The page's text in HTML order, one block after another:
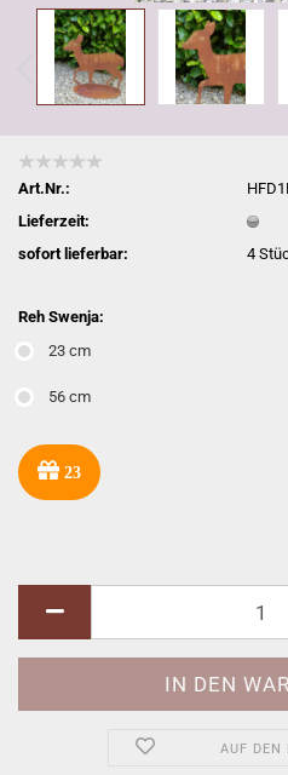
Art.Nr.:
Lieferzeit:
sofort lieferbar:
4
Reh Swenja:
23 cm
56 cm
23
AUF DEN